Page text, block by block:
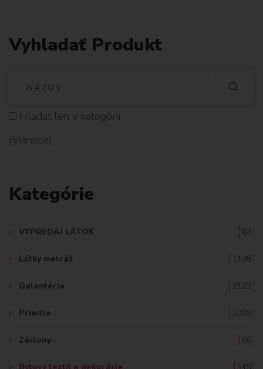
Vyhladať Produkt
D
Hladať len v kategórií
(Vianoce)
Kategórie
VÝPREDAJ LÁTOK 63
Látky metráž 1138
Galantéria 2122
Priadze 1029
Záclony 66
Bytový textil a dekorácie 519